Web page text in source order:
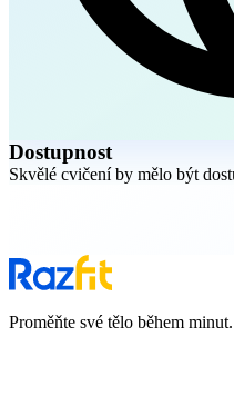
Dostupnost
Skvělé cvičení by mělo být
Proměňte své tělo během